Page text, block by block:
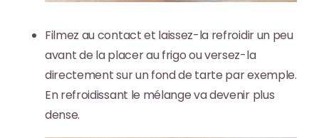
Filmez au contact et laissez-la refroidir un peu
avant de la placer au frigo ou versez-la
directement sur un fond de tarte par exemple.
En refroidissant le mélange va devenir plus
dense.